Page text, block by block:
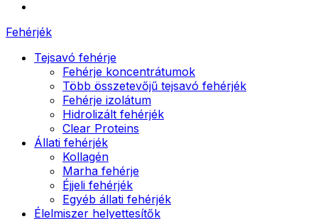
Fehérjék
Tejsavó fehérje
Fehérje koncentrátumok
Több összetevőjű tejsavó fehérjék
Fehérje izolátum
Hidrolizált fehérjék
Clear Proteins
Állati fehérjék
Kollagén
Marha fehérje
Éjjeli fehérjék
Egyéb állati fehérjék
Élelmiszer helyettesítők